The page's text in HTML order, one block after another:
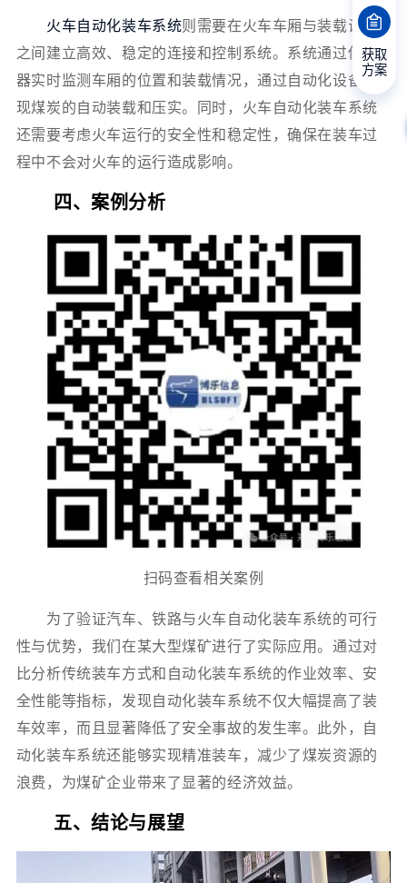
火车自动化装车系统则需要在火车车厢与装载设备
之间建立高效、稳定的连接和控制系统。系统通过传感
器实时监测车厢的位置和装载情况，通过自动化设备实
现煤炭的自动装载和压实。同时，火车自动化装车系统
还需要考虑火车运行的安全性和稳定性，确保在装车过
程中不会对火车的运行造成影响。
四、案例分析
扫码查看相关案例
为了验证汽车、铁路与火车自动化装车系统的可行
性与优势，我们在某大型煤矿进行了实际应用。通过对
比分析传统装车方式和自动化装车系统的作业效率、安
全性能等指标，发现自动化装车系统不仅大幅提高了装
车效率，而且显著降低了安全事故的发生率。此外，自
动化装车系统还能够实现精准装车，减少了煤炭资源的
浪费，为煤矿企业带来了显著的经济效益。
五、结论与展望
获取
方案